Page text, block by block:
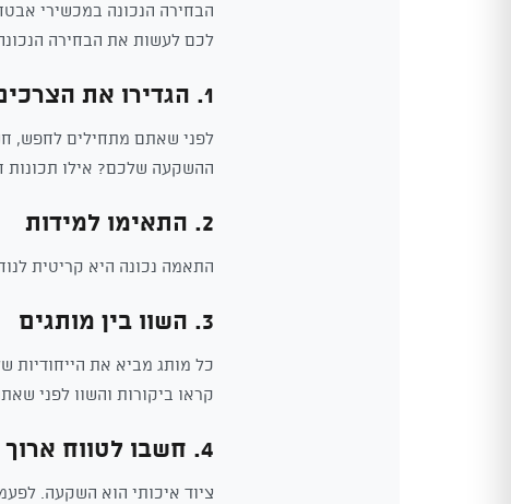
הבחירה הנכונה במכשירי
לכם לעשות את הבחירה
1. הגדירו את הצרכים שלכם
לפני שאתם מתחילים לחפש,
ההשקעה שלכם? אילו תכונות
2. התאימו למידות
התאמה נכונה היא קריטית
3. השוו בין מותגים
כל מותג מביא את
קראו ביקורות והשוו לפני
4. חשבו לטווח ארוך
ציוד איכותי הוא השקעה.